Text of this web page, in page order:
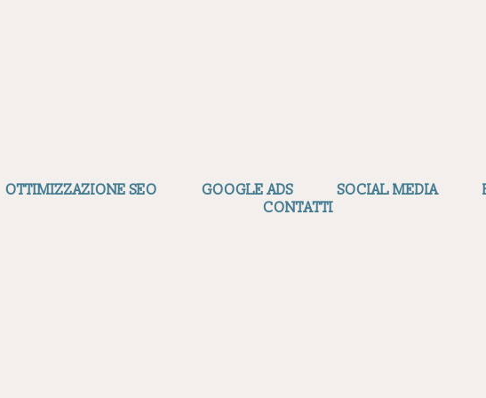
OTTIMIZZAZIONE SEO GOOGLE ADS SOCIAL MEDIA
CONTATTI